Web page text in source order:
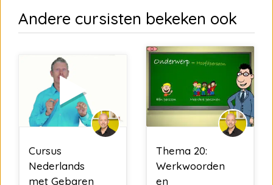
Andere cursisten bekeken ook
Cursus
Nederlands
met Gebaren
Thema 20:
Werkwoorden
en